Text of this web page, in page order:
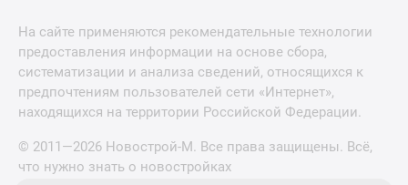
На сайте применяются рекомендательные технологии
предоставления информации на основе сбора,
систематизации и анализа сведений, относящихся к
предпочтениям пользователей сети «Интернет»,
находящихся на территории Российской Федерации.
© 2011—2026 Новострой-М. Все права защищены. Всё,
что нужно знать о новостройках